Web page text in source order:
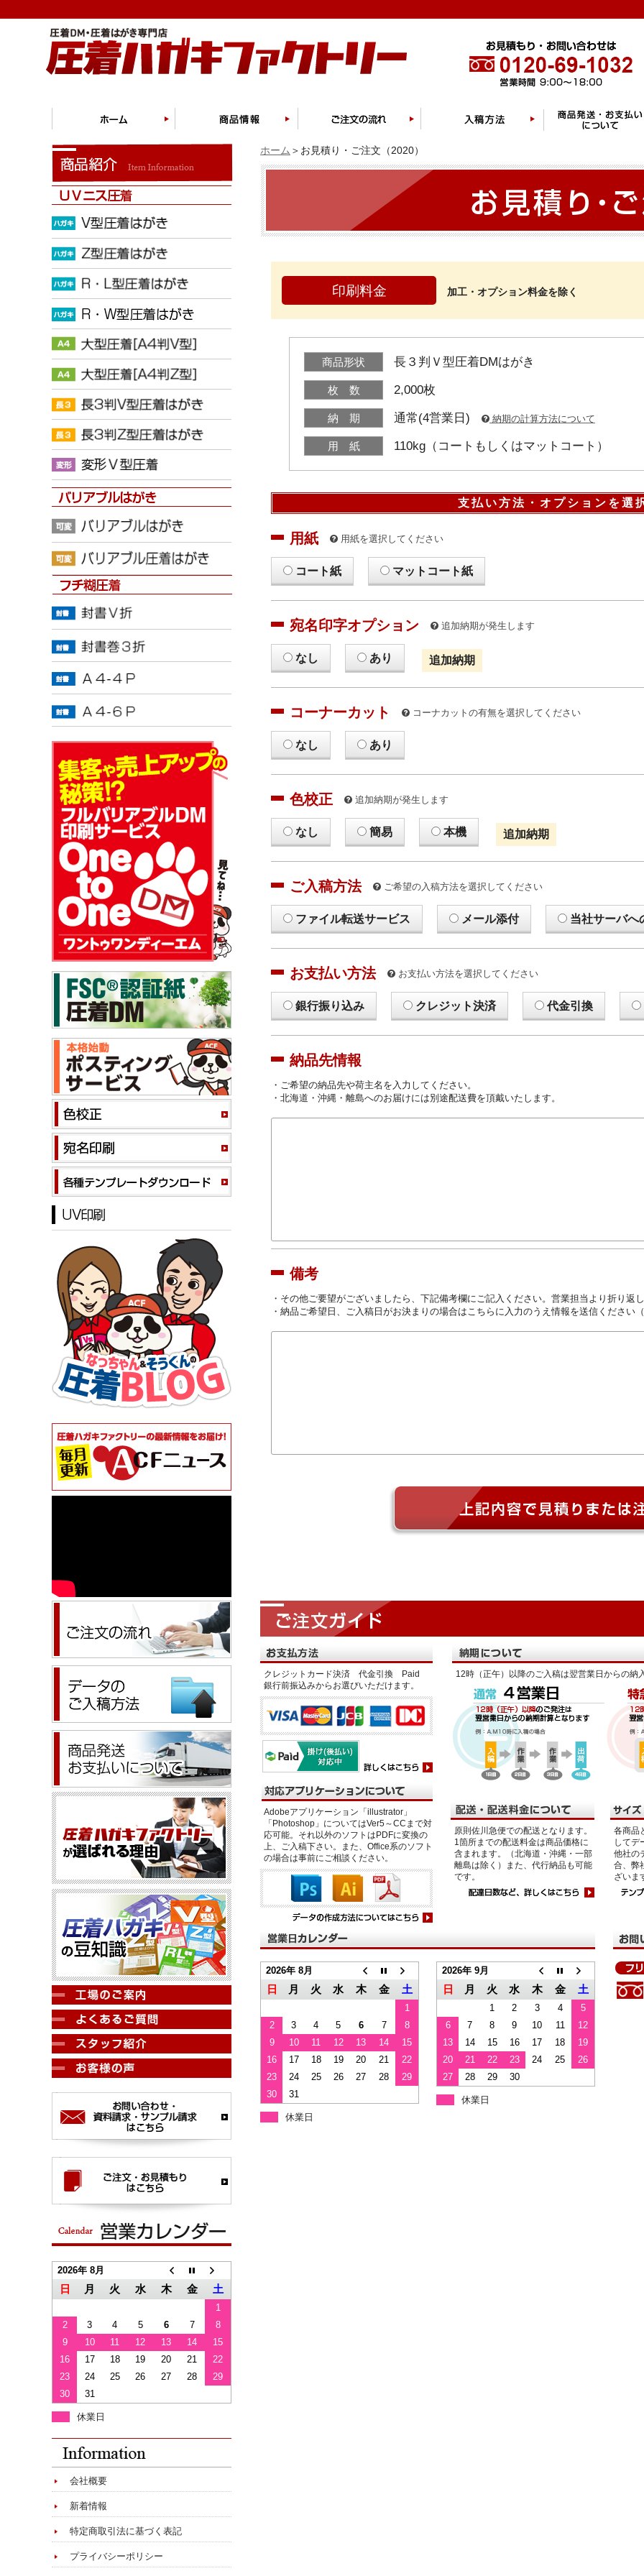
ホーム ＞お見積り・ご注文（2020）
印刷料金 加工・オプション料金を除く
商品形状 長３判Ｖ型圧着DMはがき
枚 数 2,000枚
納 期 通常(4営業日) 納期の計算方法について
用 紙 110kg（コートもしくはマットコート）
支払い方法・オプションを選
用紙 用紙を選択してください
コート紙 マットコート紙
宛名印字オプション 追加納期が発生します
なし あり 追加納期
コーナーカット コーナカットの有無を選択してください
なし あり
色校正 追加納期が発生します
なし 簡易 本機 追加納期
ご入稿方法 ご希望の入稿方法を選択してください
ファイル転送サービス メール添付 当社サーバへ
お支払い方法 お支払い方法を選択してください
銀行振り込み クレジット決済 代金引換
納品先情報
・ご希望の納品先や荷主名を入力してください。
・北海道・沖縄・離島へのお届けには別途配送費を頂戴いたします。
備考
・その他ご要望がございましたら、下記備考欄にご記入ください。営業担当より折り返
・納品ご希望日、ご入稿日がお決まりの場合はこちらに入力のうえ情報を送信ください
クレジットカード決済 代金引換 Paid
銀行前振込みからお選びいただけます。
12時（正午）以降のご入稿は翌営業日からの納
Adobeアプリケーション「illustrator」
「Photoshop」についてはVer5～CCまで対
応可能。それ以外のソフトはPDFに変換の
上、ご入稿下さい。また、Office系のソフト
の場合は事前にご相談ください。
原則佐川急便での配送となります。
1箇所までの配送料金は商品価格に
含まれます。（北海道・沖縄・一部
離島は除く）また、代行納品も可能
です。
各商品
してデ
他社の
合、弊
ざいま
2026年 8月
日 月 火 水 木 金 土
1
2
3 4 5 6 7
8
9
10 11 12 13 14
15
16
17 18 19 20 21
22
23
24 25 26 27 28
29
30
31
休業日
2026年 9月
日 月 火 水 木 金 土
1 2 3 4
5
6
7 8 9 10 11
12
13
14 15 16 17 18
19
20
21 22 23 24 25
26
27
28 29 30
休業日
2026年 8月
日 月 火 水 木 金 土
1
2
3 4 5 6 7
8
9
10 11 12 13 14
15
16
17 18 19 20 21
22
23
24 25 26 27 28
29
30
31
休業日
会社概要
新着情報
特定商取引法に基づく表記
プライバシーポリシー